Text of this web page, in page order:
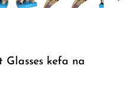
Glasses kefa na